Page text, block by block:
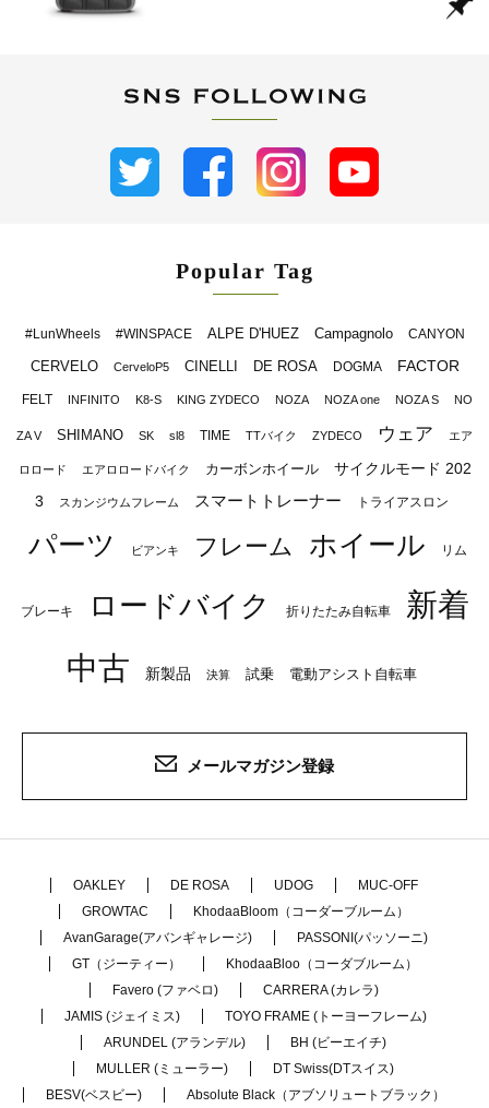
Popular Tag
#LunWheels #WINSPACE ALPE D'HUEZ Campagnolo CANYON
CERVELO CerveloP5 CINELLI DE ROSA DOGMA FACTOR
FELT INFINITO K8-S KING ZYDECO NOZA NOZA one NOZA S NO
ZA V SHIMANO SK sl8 TIME TTバイク ZYDECO ウェア エア
ロロード エアロロードバイク カーボンホイール
サイクルモード 202
3
スカンジウムフレーム スマートトレーナー トライアスロン
パーツ ビアンキ フレーム ホイール リム
ブレーキ ロードバイク 折りたたみ自転車
新着
中古
新製品 決算 試乗 電動アシスト自転車
メールマガジン登録
OAKLEY DE ROSA UDOG
MUC-OFF
GROWTAC
KhodaaBloom（コーダーブルーム）
AvanGarage(アバンギャレージ)
PASSONI(パッソーニ)
GT（ジーティー）
KhodaaBloo（コーダブルーム）
Favero (ファベロ)
CARRERA (カレラ)
JAMIS (ジェイミス)
TOYO FRAME (トーヨーフレーム)
ARUNDEL (アランデル)
BH (ビーエイチ)
MULLER (ミューラー)
DT Swiss(DTスイス)
BESV(ベスビー)
Absolute Black（アブソリュートブラック）